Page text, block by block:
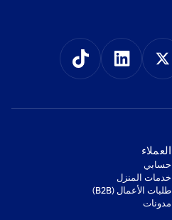
‫العملاء‬
‫حسابي‬
‫خدمات المنزل‬
‫طلبات الأعمال (B2B)‬
مدونات